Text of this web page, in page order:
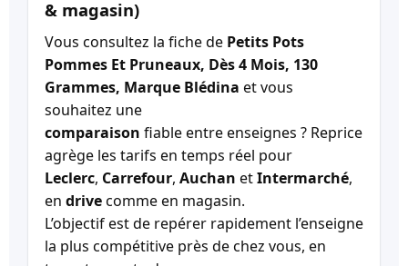
& magasin)
Vous consultez la fiche de Petits Pots
Pommes Et Pruneaux, Dès 4 Mois, 130
Grammes, Marque Blédina et vous
souhaitez une
comparaison fiable entre enseignes ? Reprice
agrège les tarifs en temps réel pour
Leclerc, Carrefour, Auchan etIntermarché,
en drivecomme en magasin.
L’objectif est de repérer rapidement l’enseigne
la plus compétitive près de chez vous, en